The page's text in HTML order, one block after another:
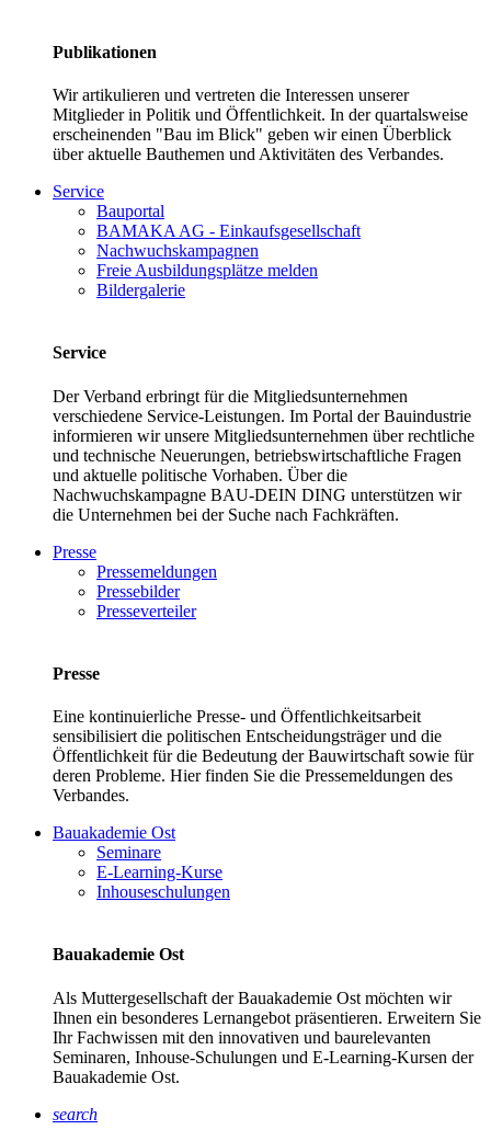
Publikationen
Wir artikulieren und vertreten die Interessen unserer
Mitglieder in Politik und Öffentlichkeit. In der quartalsweise
erscheinenden "Bau im Blick" geben wir einen Überblick
über aktuelle Bauthemen und Aktivitäten des Verbandes.
Service
Bauportal
BAMAKA AG - Einkaufsgesellschaft
Nachwuchskampagnen
Freie Ausbildungsplätze melden
Bildergalerie
Service
Der Verband erbringt für die Mitgliedsunternehmen
verschiedene Service-Leistungen. Im Portal der Bauindustrie
informieren wir unsere Mitgliedsunternehmen über rechtliche
und technische Neuerungen, betriebswirtschaftliche Fragen
und aktuelle politische Vorhaben. Über die
Nachwuchskampagne BAU-DEIN DING unterstützen wir
die Unternehmen bei der Suche nach Fachkräften.
Presse
Pressemeldungen
Pressebilder
Presseverteiler
Presse
Eine kontinuierliche Presse- und Öffentlichkeitsarbeit
sensibilisiert die politischen Entscheidungsträger und die
Öffentlichkeit für die Bedeutung der Bauwirtschaft sowie für
deren Probleme. Hier finden Sie die Pressemeldungen des
Verbandes.
Bauakademie Ost
Seminare
E-Learning-Kurse
Inhouseschulungen
Bauakademie Ost
Als Muttergesellschaft der Bauakademie Ost möchten wir
Ihnen ein besonderes Lernangebot präsentieren. Erweitern Sie
Ihr Fachwissen mit den innovativen und baurelevanten
Seminaren, Inhouse-Schulungen und E-Learning-Kursen der
Bauakademie Ost.
search